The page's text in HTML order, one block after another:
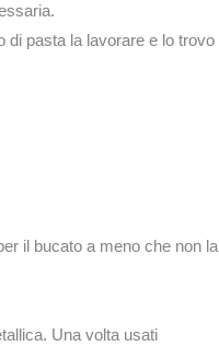
di pasta la lavorare e lo trovo
il bucato a meno che non la
Una volta usati